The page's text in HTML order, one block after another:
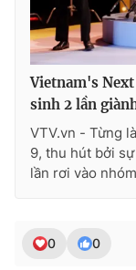
Vietnam's
sinh 2 lần
VTV.vn - Từng
9, thu hút bởi
lần rơi vào
0 0